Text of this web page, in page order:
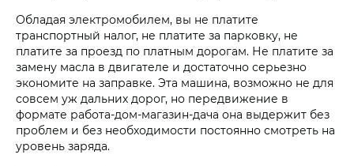
Обладая электромобилем, вы не платите
транспортный налог, не платите за парковку, не
платите за проезд по платным дорогам. Не платите за
замену масла в двигателе и достаточно серьезно
экономите на заправке. Эта машина, возможно не для
совсем уж дальних дорог, но передвижение в
формате работа-дом-магазин-дача она выдержит без
проблем и без необходимости постоянно смотреть на
уровень заряда.